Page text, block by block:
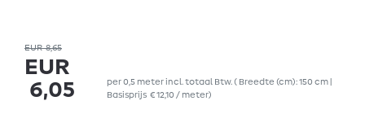
EUR 8,65
EUR
6,05
per0,5 meter incl. totaal Btw. ( Breedte (cm): 150 cm |
Basisprijs€ 12,10 / meter)